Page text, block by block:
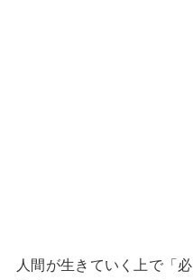
人間が生きていく上で「